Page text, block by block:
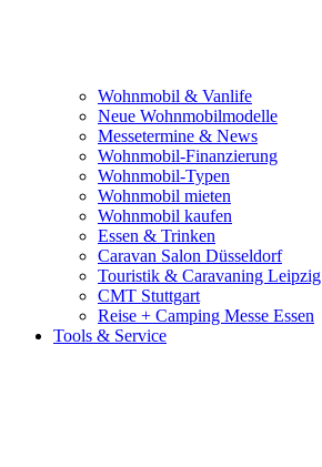
Wohnmobil & Vanlife
Neue Wohnmobilmodelle
Messetermine & News
Wohnmobil-Finanzierung
Wohnmobil-Typen
Wohnmobil mieten
Wohnmobil kaufen
Essen & Trinken
Caravan Salon Düsseldorf
Touristik & Caravaning Leipzig
CMT Stuttgart
Reise + Camping Messe Essen
Tools & Service